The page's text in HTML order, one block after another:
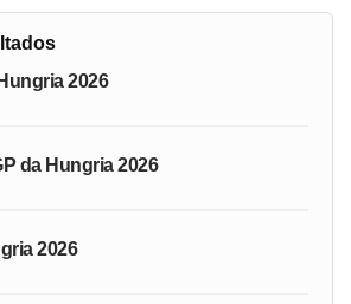
2026
da Hungria 2026
2026